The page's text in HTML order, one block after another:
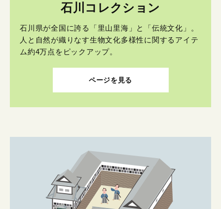
石川コレクション
石川県が全国に誇る「里山里海」と「伝統文化」。
人と自然が織りなす生物文化多様性に関するアイテ
ム約4万点をピックアップ。
ページを見る